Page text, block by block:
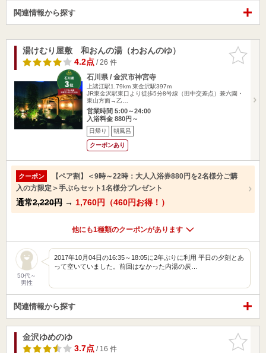
関連情報から探す
お気に入
りに追加
湯けむり屋敷 和おんの湯（わおんのゆ）
4.2点/ 26 件
石川県 / 金沢市神宮寺
上諸江駅1.79km 東金沢駅397m
JR東金沢駅東口より徒歩5分8号線（田中交差点）兼六園・
東山方面→乙…
営業時間 5:00～24:00
入浴料金 880円～
日帰り 朝風呂
クーポンあり
クーポン
【ペア割】＜9時～22時：大人入浴券880円を2名様分ご購
入の方限定＞手ぶらセット1名様分プレゼント
通常2,220円 → 1,760円（460円お得！）
他にも1種類のクーポンがあります
50代～
男性
2017年10月04日の16:35～18:05に2年ぶりに利用 平日の夕刻とあ
って空いていました。前回はなかった内湯の炭…
関連情報から探す
お気に入
りに追加
金沢ゆめのゆ
3.7点/ 16 件